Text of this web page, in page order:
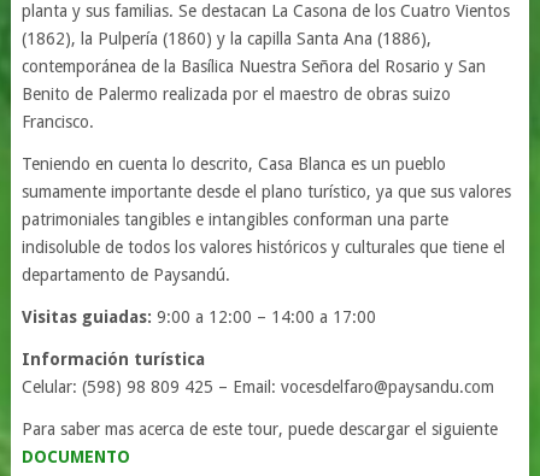
planta y sus familias. Se destacan La Casona de los Cuatro Vientos
(1862), la Pulpería (1860) y la capilla Santa Ana (1886),
contemporánea de la Basílica Nuestra Señora del Rosario y San
Benito de Palermo realizada por el maestro de obras suizo
Francisco.
Teniendo en cuenta lo descrito, Casa Blanca es un pueblo
sumamente importante desde el plano turístico, ya que sus valores
patrimoniales tangibles e intangibles conforman una parte
indisoluble de todos los valores históricos y culturales que tiene el
departamento de Paysandú.
Visitas guiadas: 9:00 a 12:00 – 14:00 a 17:00
Información turística
Celular: (598) 98 809 425 – Email: vocesdelfaro@paysandu.com
Para saber mas acerca de este tour, puede descargar el siguiente
DOCUMENTO